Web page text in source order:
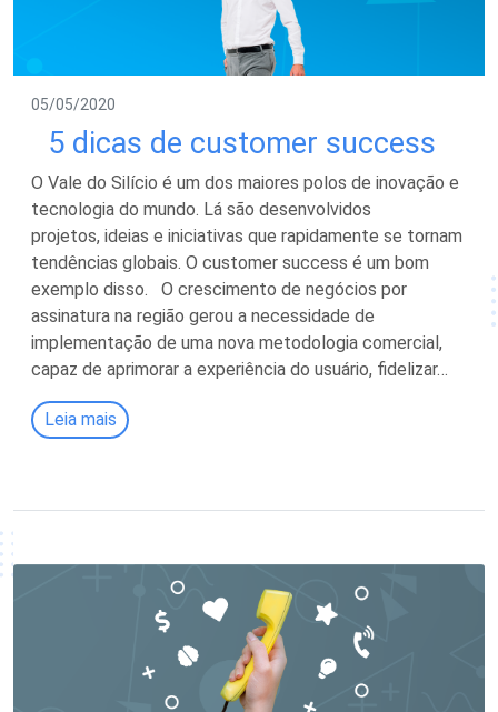
05/05/2020
5 dicas de customer success
O Vale do Silício é um dos maiores polos de inovação e
tecnologia do mundo. Lá são desenvolvidos
projetos, ideias e iniciativas que rapidamente se tornam
tendências globais. O customer success é um bom
exemplo disso. O crescimento de negócios por
assinatura na região gerou a necessidade de
implementação de uma nova metodologia comercial,
capaz de aprimorar a experiência do usuário, fidelizar…
Leia mais